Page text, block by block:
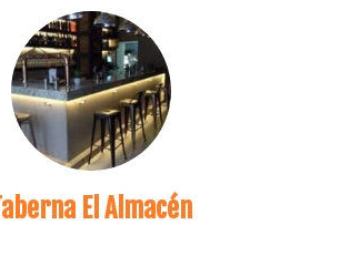
El Almacén